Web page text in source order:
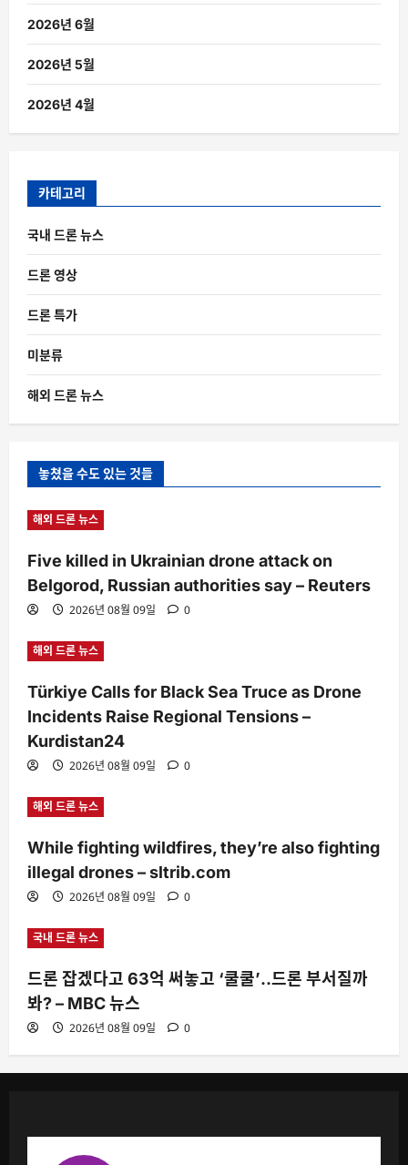
2026년 6월
2026년 5월
2026년 4월
카테고리
국내 드론 뉴스
드론 영상
드론 특가
미분류
해외 드론 뉴스
놓쳤을 수도 있는 것들
해외 드론 뉴스
Five killed in Ukrainian drone attack on
Belgorod, Russian authorities say – Reuters
2026년 08월 09일 0
해외 드론 뉴스
Türkiye Calls for Black Sea Truce as Drone
Incidents Raise Regional Tensions –
Kurdistan24
2026년 08월 09일 0
해외 드론 뉴스
While fighting wildfires, they’re also fighting
illegal drones – sltrib.com
2026년 08월 09일 0
국내 드론 뉴스
드론 잡겠다고 63억 써놓고 ‘쿨쿨’‥드론 부서질까
봐? – MBC 뉴스
2026년 08월 09일 0